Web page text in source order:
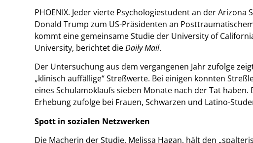
PHOENIX. Jeder vierte Psychologiestudent an der
Donald Trump zum US-Präsidenten an
kommt eine gemeinsame Studie der University of
University, berichtet dieDaily Mail.
Der Untersuchung aus dem vergangenen Jahr zufolge
„klinisch auffällige“ Streßwerte. Bei einigen konnten
eines Schulamoklaufs sieben Monate nach der Tat
Erhebung zufolge bei Frauen, Schwarzen und Latino-
Spott in sozialen Netzwerken
Die Macherin der Studie, Melissa Hagan, hält den